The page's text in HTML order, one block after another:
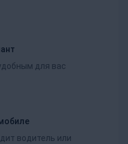
для вас
водитель или